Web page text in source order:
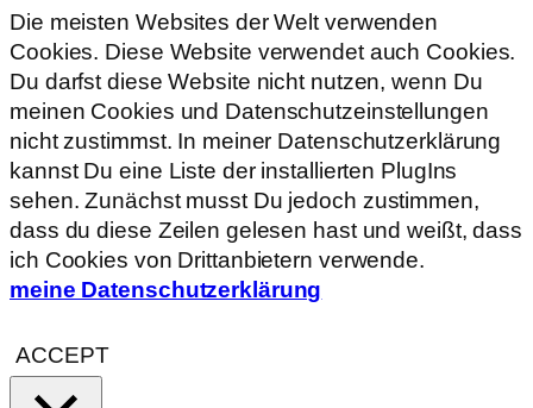
Die meisten Websites der Welt verwenden
Cookies. Diese Website verwendet auch Cookies.
Du darfst diese Website nicht nutzen, wenn Du
meinen Cookies und Datenschutzeinstellungen
nicht zustimmst. In meiner Datenschutzerklärung
kannst Du eine Liste der installierten PlugIns
sehen. Zunächst musst Du jedoch zustimmen,
dass du diese Zeilen gelesen hast und weißt, dass
ich Cookies von Drittanbietern verwende.
meine Datenschutzerklärung
ACCEPT